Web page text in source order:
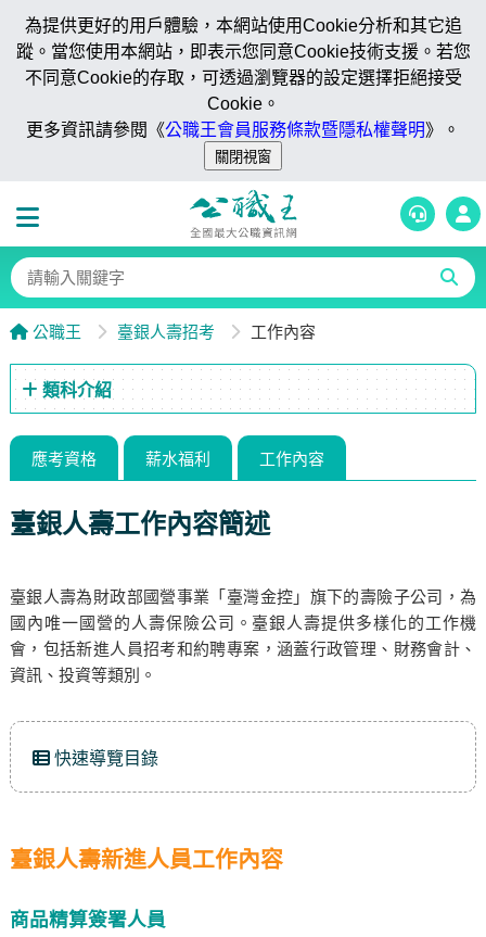
為提供更好的用戶體驗，本網站使用Cookie分析和其它追
蹤。當您使用本網站，即表示您同意Cookie技術支援。若您
不同意Cookie的存取，可透過瀏覽器的設定選擇拒絕接受
Cookie。
更多資訊請參閱《公職王會員服務條款暨隱私權聲明》。
公職王 臺銀人壽招考 工作內容
類科介紹
應考資格 薪水福利 工作內容
臺銀人壽工作內容簡述
臺銀人壽為財政部國營事業「臺灣金控」旗下的壽險子公司，為
國內唯一國營的人壽保險公司。臺銀人壽提供多樣化的工作機
會，包括新進人員招考和約聘專案，涵蓋行政管理、財務會計、
資訊、投資等類別。
快速導覽目錄
臺銀人壽新進人員工作內容
商品精算簽署人員